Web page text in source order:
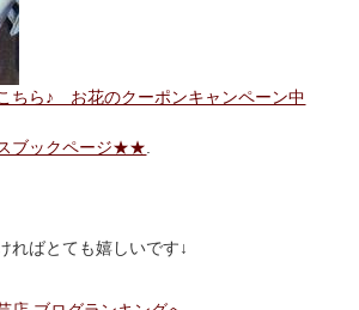
ちら♪ お花のクーポンキャンペーン中
ブックページ★★.
ればとても嬉しいです↓